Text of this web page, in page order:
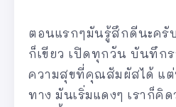
ตอนแรกๆมันรู้สึกดีนะครั
ก็เขียว เปิดทุกวัน บันทึก
ความสุขที่คุณสัมผัสได้ แ
ทาง มันเริ่มแดงๆ เราก็คิด